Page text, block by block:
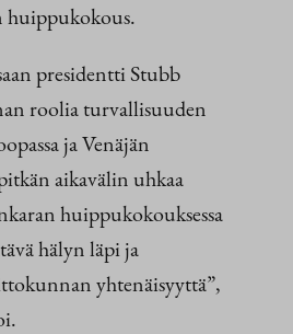
huippukokous.
presidentti Stubb
roolia turvallisuuden
ja Venäjän
aikavälin uhkaa
huippukokouksessa
hälyn läpi ja
yhtenäisyyttä”,